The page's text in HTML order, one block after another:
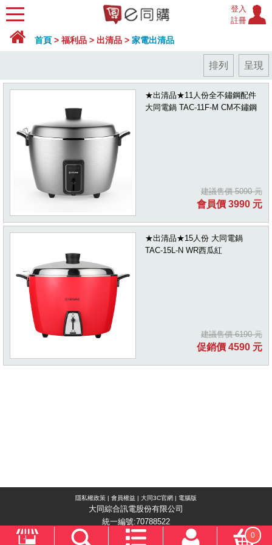
登入
註冊
首頁 > 福利品 > 出清品 > 家電出清品
排列 呈現
★出清品★11人份全不鏽鋼配件
大同電鍋 TAC-11F-M CM不鏽鋼
建議售價 5090 元
會員價 3990 元
★出清品★15人份 大同電鍋
TAC-15L-N WR西瓜紅
建議售價 6190 元
促銷價 4590 元
隱私權政策 | 會員權益 | 大同3C官網 | 電腦版
大同綜合訊電股份有限公司
統一編號:70788522
0